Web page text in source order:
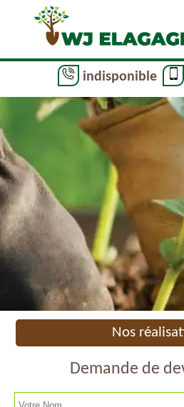
indisponible
Nos
Demande de